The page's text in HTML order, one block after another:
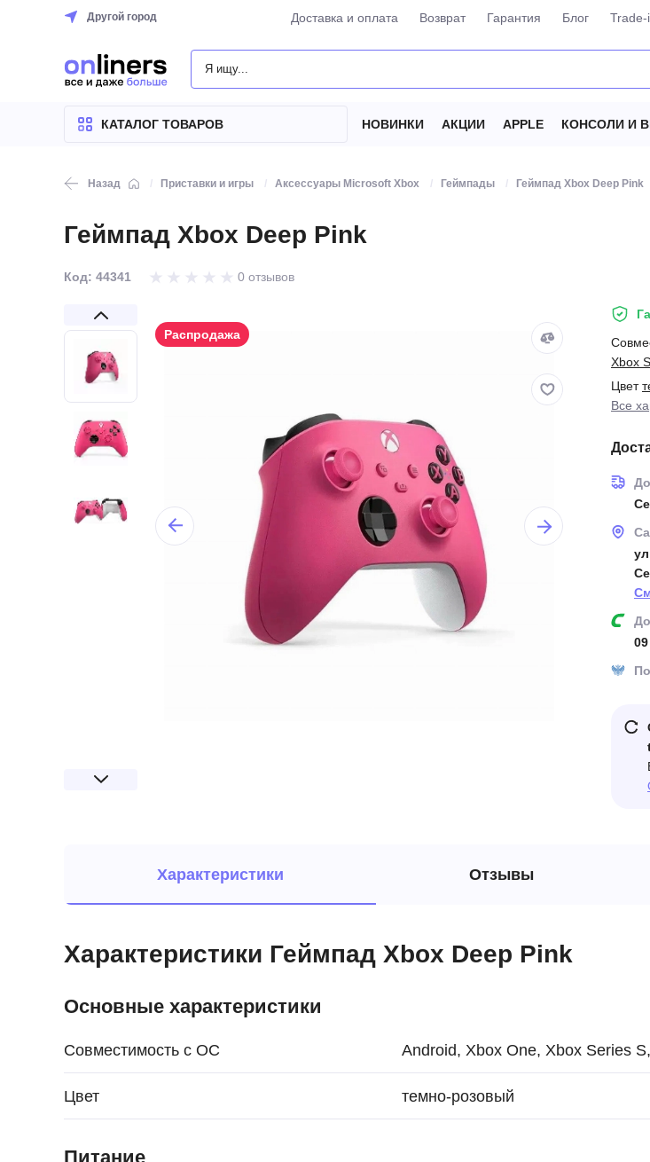
Другой город Доставка и оплата Возврат Гарантия Блог Trade-
ТОВАРОВ
КАТАЛОГ ТОВАРОВ НОВИНКИ АКЦИИ APPLE КОНСОЛИ И
Назад Приставки и игры Аксессуары Microsoft Xbox Геймпады Геймпад Xbox Deep Pink
Геймпад Xbox Deep Pink
Код: 44341 0 отзывов
Распродажа
Xbox
Цвет
Все
Характеристики Отзывы
Характеристики Геймпад Xbox Deep Pink
Основные характеристики
Совместимость с ОС Android, Xbox One, Xbox Series
Цвет темно-розовый
Питание